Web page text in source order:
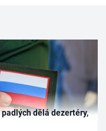
dělá dezertéry,